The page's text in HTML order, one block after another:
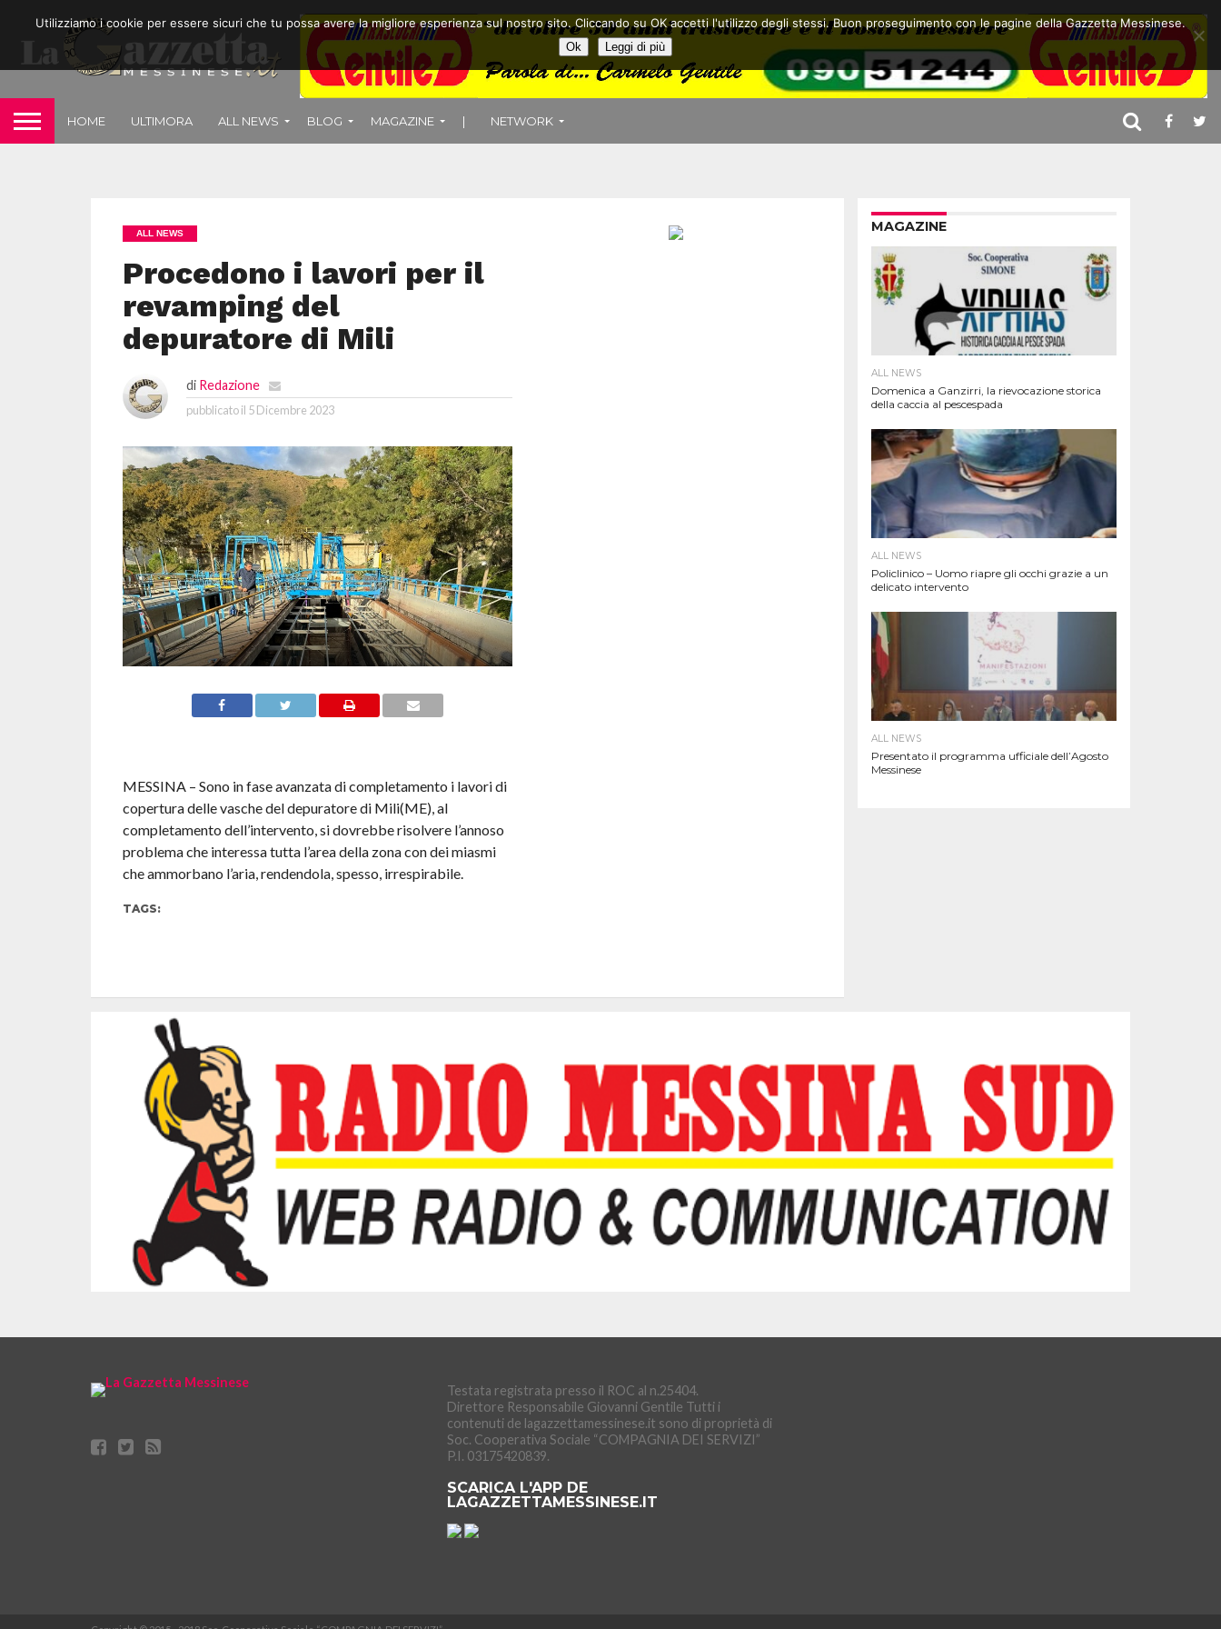
HOME ULTIMORA ALL NEWS BLOG MAGAZINE | NETWORK
ALL NEWS
Procedono i lavori per il
revamping del
depuratore di Mili
di Redazione
pubblicato il 5 Dicembre 2023
MESSINA – Sono in fase avanzata di completamento i lavori di
copertura delle vasche del depuratore di Mili(ME), al
completamento dell’intervento, si dovrebbe risolvere l’annoso
problema che interessa tutta l’area della zona con dei miasmi
che ammorbano l’aria, rendendola, spesso, irrespirabile.
TAGS:
MAGAZINE
ALL NEWS
Domenica a Ganzirri, la rievocazione storica
della caccia al pescespada
ALL NEWS
Policlinico – Uomo riapre gli occhi grazie a un
delicato intervento
ALL NEWS
Presentato il programma ufficiale dell’Agosto
Messinese
Testata registrata presso il ROC al n.25404.
Direttore Responsabile Giovanni Gentile Tutti i
contenuti de lagazzettamessinese.it sono di proprietà di
Soc. Cooperativa Sociale “COMPAGNIA DEI SERVIZI”
P.I. 03175420839.
SCARICA L'APP DE
LAGAZZETTAMESSINESE.IT
Utilizziamo i cookie per essere sicuri che tu possa avere la migliore esperienza sul nostro sito. Cliccando su OK accetti l'utilizzo degli stessi. Buon proseguimento con le pagine della Gazzetta Messinese.
Ok Leggi di più